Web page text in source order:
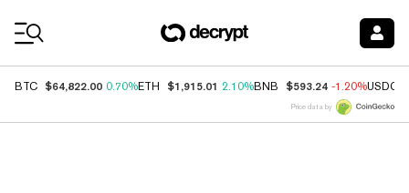
BTC $64,822.00 0.70%ETH $1,915.01 2.10%BNB $593.24 -1.20%USDC
Price data by